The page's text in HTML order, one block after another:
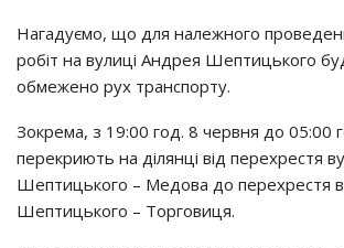
Нагадуємо, що для належного
робіт на вулиці Андрея Шептицького
обмежено рух транспорту.
Зокрема, з 19:00 год. 8 червня до 05:00
перекриють на ділянці від перехрестя
Шептицького – Медова до перехрестя
Шептицького – Торговиця.